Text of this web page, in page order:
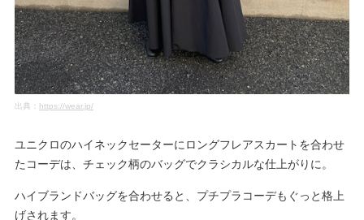
出典： https://wear.jp/
ユニクロのハイネックセーターにロングフレアスカートを合わせ
たコーデは、チェック柄のバッグでクラシカルな仕上がりに。
ハイブランドバッグを合わせると、プチプラコーデもぐっと格上
げされます。